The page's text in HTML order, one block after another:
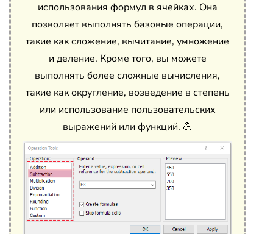
использования формул в ячейках. Она
позволяет выполнять базовые операции,
такие как сложение, вычитание, умножение
и деление. Кроме того, вы можете
выполнять более сложные вычисления,
такие как округление, возведение в степень
или использование пользовательских
выражений или функций. 💪